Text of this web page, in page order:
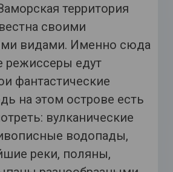
территория
своими
видами. Именно сюда
режиссеры едут
фантастические
на этом острове есть
вулканические
водопады,
реки, поляны,